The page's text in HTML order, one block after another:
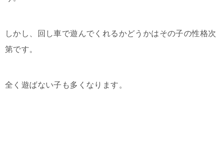
しかし、回し車で遊んでくれるかどうかはその子の性格次
第です。
全く遊ばない子も多くなります。